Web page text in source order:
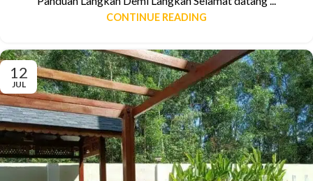
CONTINUE READING
12
JUL